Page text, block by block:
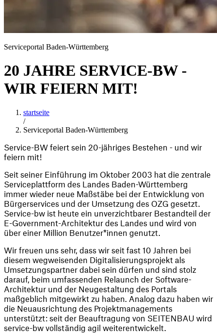
Serviceportal Baden-Württemberg
20 JAHRE SERVICE-BW -
WIR FEIERN MIT!
startseite
/
Serviceportal Baden-Württemberg
Service-BW feiert sein 20-jähriges Bestehen - und wir
feiern mit!
Seit seiner Einführung im Oktober 2003 hat die zentrale
Serviceplattform des Landes Baden-Württemberg
immer wieder neue Maßstäbe bei der Entwicklung von
Bürgerservices und der Umsetzung des OZG gesetzt.
Service-bw ist heute ein unverzichtbarer Bestandteil der
E-Government-Architektur des Landes und wird von
über einer Million Benutzer*innen genutzt.
Wir freuen uns sehr, dass wir seit fast 10 Jahren bei
diesem wegweisenden Digitalisierungsprojekt als
Umsetzungspartner dabei sein dürfen und sind stolz
darauf, beim umfassenden Relaunch der Software-
Architektur und der Neugestaltung des Portals
maßgeblich mitgewirkt zu haben. Analog dazu haben wir
die Neuausrichtung des Projektmanagements
unterstützt: seit der Beauftragung von SEITENBAU wird
service-bw vollständig agil weiterentwickelt.